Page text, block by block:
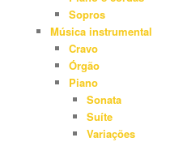
Sopros
Música instrumental
Cravo
Órgão
Piano
Sonata
Suíte
Variações